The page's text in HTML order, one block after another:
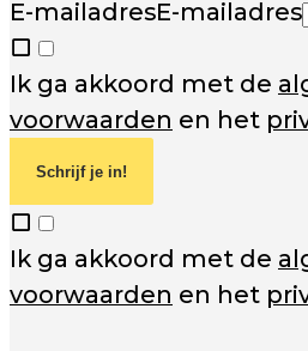
E-mailadresE-mailadres
Ik ga akkoord met de
voorwaarden en het
Schrijf je in!
Ik ga akkoord met de
voorwaarden en het